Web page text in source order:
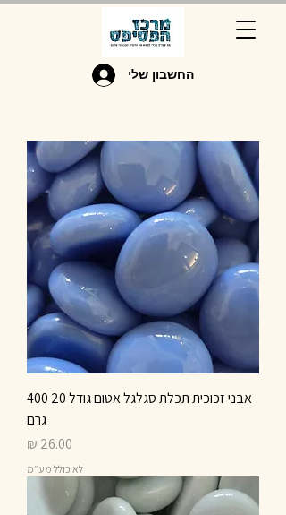
החשבון שלי
אבני זכוכית תכלת סגלגל אטום גודל 20 400
גרם
מחיר
לא כולל מע״מ